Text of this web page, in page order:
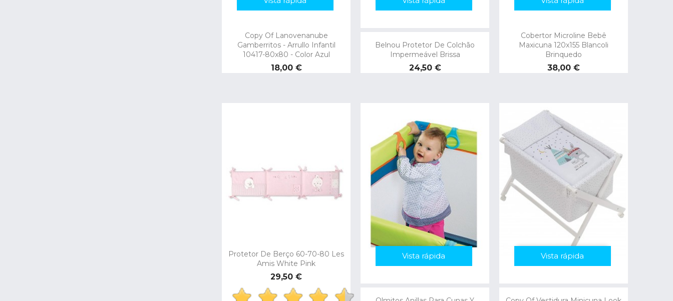
Copy Of Lanovenanube
Gamberritos - Arrullo Infantil
10417-80x80 - Color Azul
Preço
18,00 €
Belnou Protetor De Colchão
Impermeável Brissa
Preço
24,50 €
Cobertor Microline Bebê
Maxicuna 120x155 Blancoli
Brinquedo
Preço
38,00 €
Protetor De Berço 60-70-80 Les
Amis White Pink
Preço
29,50 €
Vista rápida Vista rápida Vista rápida